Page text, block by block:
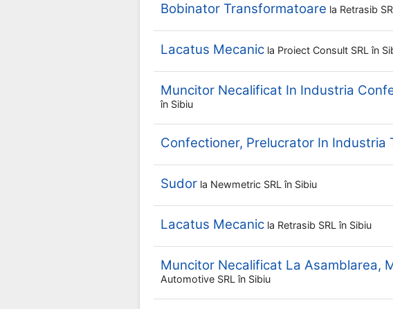
Bobinator Transformatoare la Retrasib
Lacatus Mecanic la Proiect Consult SRL în
Muncitor Necalificat In Industria
în Sibiu
Confectioner, Prelucrator In Industria
Sudor la Newmetric SRL în Sibiu
Lacatus Mecanic la Retrasib SRL în Sibiu
Muncitor Necalificat La Asamblarea,
Automotive SRL în Sibiu